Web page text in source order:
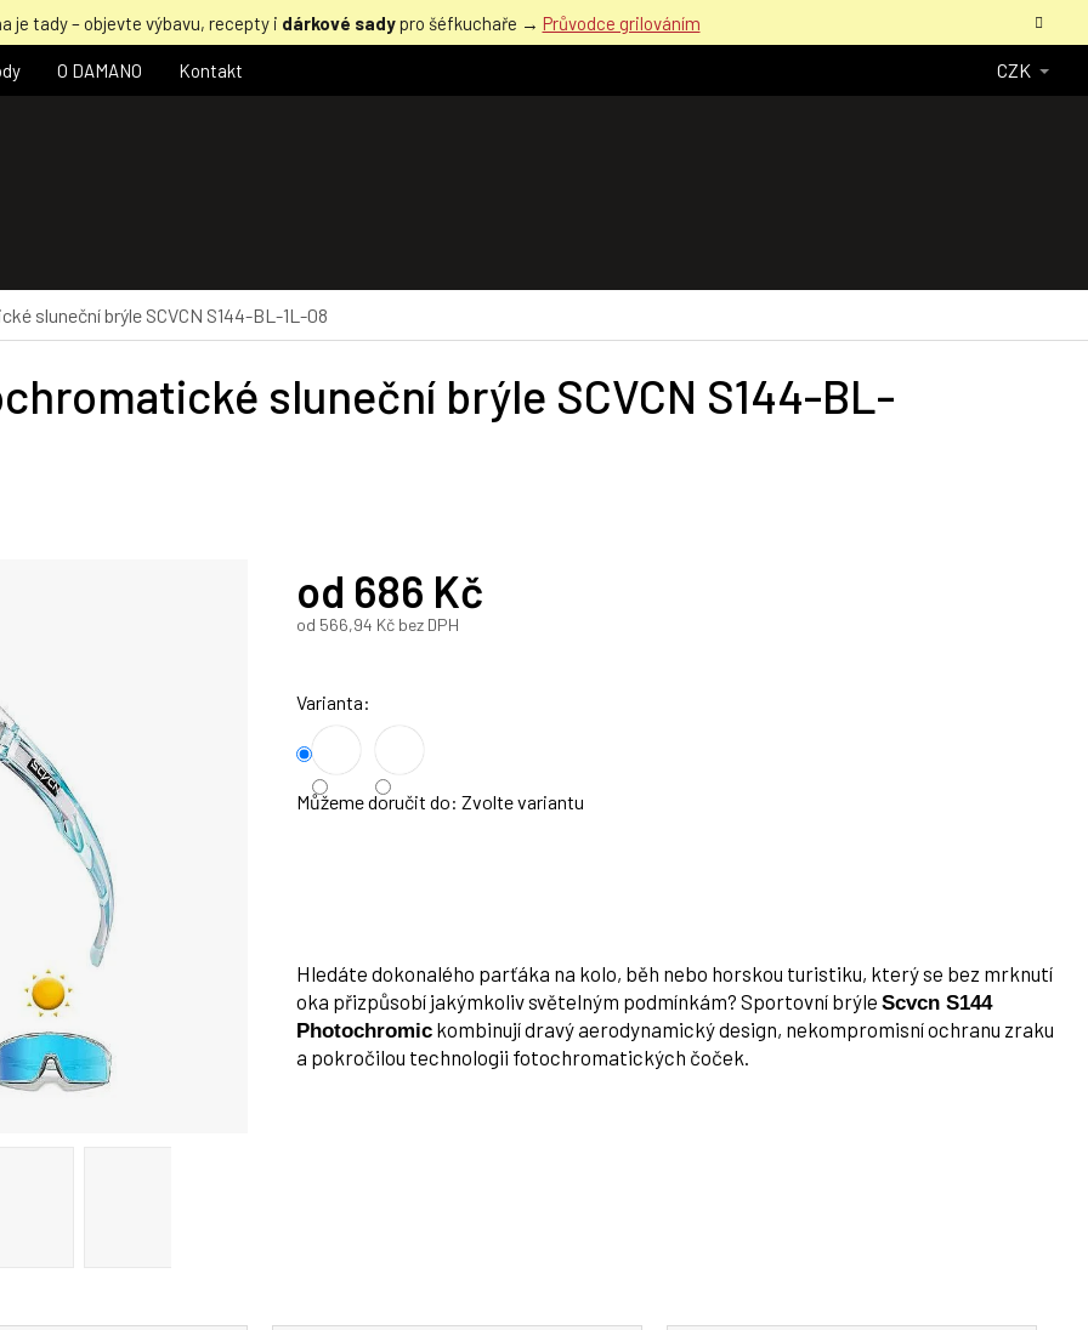
je tady – objevte výbavu, recepty i dárkové sadypro šéfkuchaře → Průvodce grilováním
O DAMANO Kontakt CZK
sluneční brýle SCVCN S144-BL-1L-08
sluneční brýle SCVCN S144-BL-
od 686 Kč
od 566,94 Kč bez DPH
Varianta
Můžeme doručit do: Zvolte variantu
Hledáte dokonalého parťáka na kolo, běh nebo horskou turistiku, který se bez mrknutí
oka přizpůsobí jakýmkoliv světelným podmínkám? Sportovní brýle Scvcn S144
Photochromic kombinují dravý aerodynamický design, nekompromisní ochranu zraku
a pokročilou technologii fotochromatických čoček.